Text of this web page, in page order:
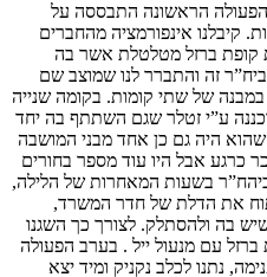
הראשונה התבססה על
קיבלנו אינפורמציה מהחברים
קופת ברזל מטלטלת אשר בה
זה והתברר לנו שמוצב שם
של שתי קומות. בקומה שנייה
ע”י זטלר שגם השתתף בה יחד
שהוא היה גם כן אחד מבני המושבה
כרגע אבל היו עוד מספר בחורים
בשעות המאחרות של הלילה,
את הדלת של חדר המשרד,
בה ולהסתלק. לצורך כך השגנו
עם מנעול ייל . בערב הפעולה
נתנו לכלב נקניק ומיד יצא